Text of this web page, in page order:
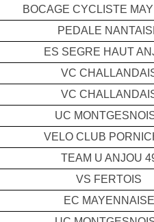
BOCAGE CYCLISTE
PEDALE
ES SEGRE HAUT
VC
VC
UC
VELO CLUB
TEAM U ANJOU
VS FERTOIS
EC MAYENNAISE